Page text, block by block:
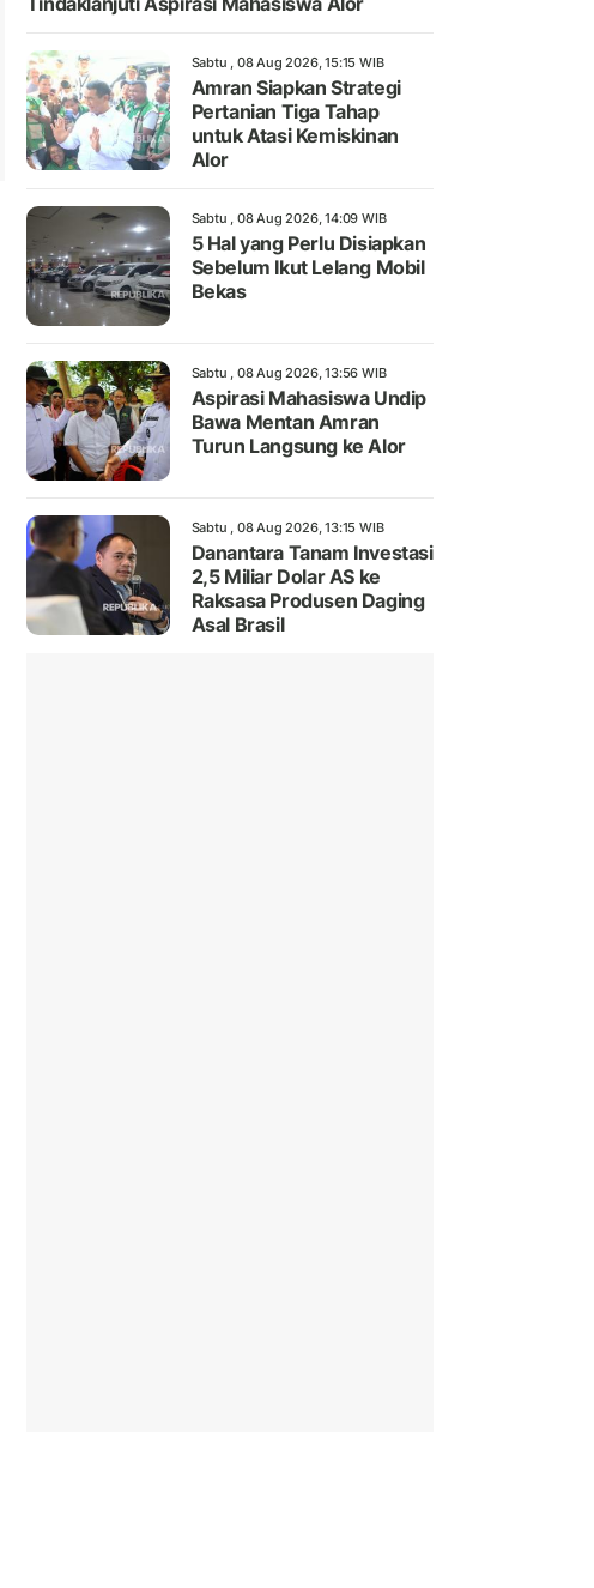
Sabtu , 08 Aug 2026, 15:15 WIB
Amran Siapkan Strategi
Pertanian Tiga Tahap
untuk Atasi Kemiskinan
Alor
Sabtu , 08 Aug 2026, 14:09 WIB
5 Hal yang Perlu Disiapkan
Sebelum Ikut Lelang Mobil
Bekas
Sabtu , 08 Aug 2026, 13:56 WIB
Aspirasi Mahasiswa Undip
Bawa Mentan Amran
Turun Langsung ke Alor
Sabtu , 08 Aug 2026, 13:15 WIB
Danantara Tanam Investasi
2,5 Miliar Dolar AS ke
Raksasa Produsen Daging
Asal Brasil